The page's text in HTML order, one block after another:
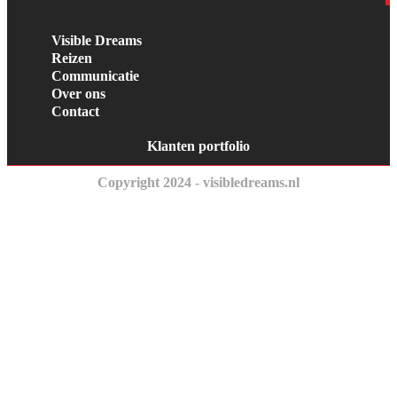
Visible Dreams
Reizen
Communicatie
Over ons
Contact
Klanten portfolio
Copyright 2024 - visibledreams.nl